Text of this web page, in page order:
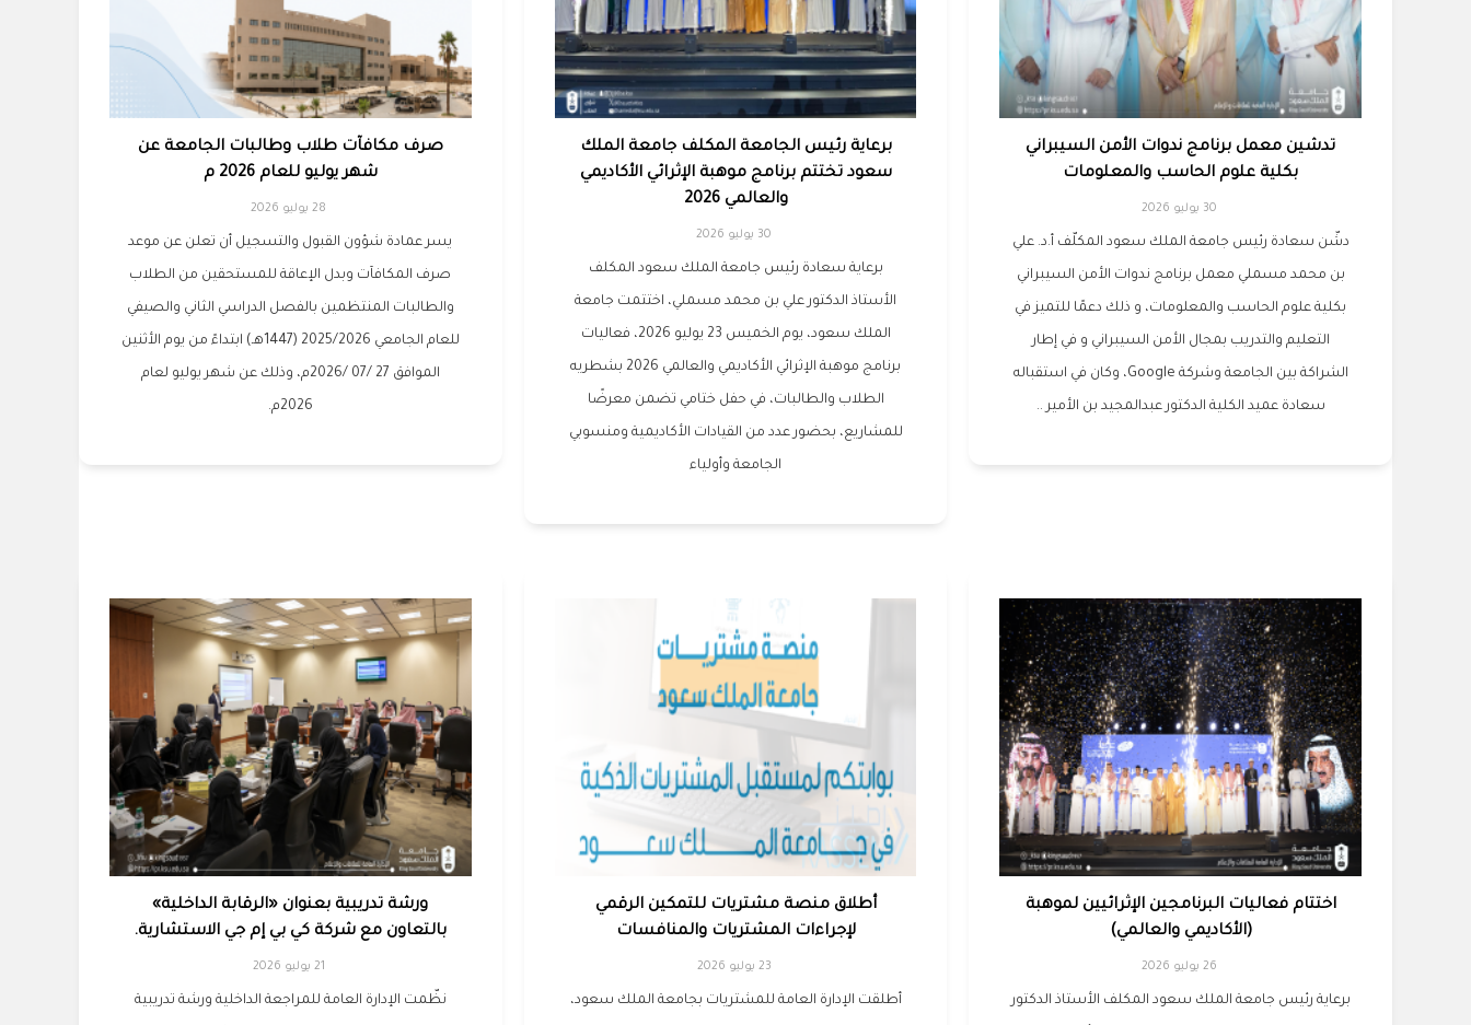
تدشين معمل برنامج ندوات الأمن السيبراني
بكلية علوم الحاسب والمعلومات
30 يوليو 2026
دشّن سعادة رئيس جامعة الملك سعود المكلّف أ.د. علي
بن محمد مسملي معمل برنامج ندوات الأمن السيبراني
بكلية علوم الحاسب والمعلومات، و ذلك دعمًا للتميز في
التعليم والتدريب بمجال الأمن السيبراني و في إطار
الشراكة بين الجامعة وشركة Google، وكان في استقباله
سعادة عميد الكلية الدكتور عبدالمجيد بن الأمير ..
برعاية رئيس الجامعة المكلف جامعة الملك
سعود تختتم برنامج موهبة الإثرائي الأكاديمي
والعالمي 2026
30 يوليو 2026
برعاية سعادة رئيس جامعة الملك سعود المكلف
الأستاذ الدكتور علي بن محمد مسملي، اختتمت جامعة
الملك سعود، يوم الخميس 23 يوليو 2026، فعاليات
برنامج موهبة الإثرائي الأكاديمي والعالمي 2026 بشطريه
الطلاب والطالبات، في حفل ختامي تضمن معرضًا
للمشاريع، بحضور عدد من القيادات الأكاديمية ومنسوبي
الجامعة وأولياء
صرف مكافآت طلاب وطالبات الجامعة عن
شهر يوليو للعام 2026 م
28 يوليو 2026
يسر عمادة شؤون القبول والتسجيل أن تعلن عن موعد
صرف المكافآت وبدل الإعاقة للمستحقين من الطلاب
والطالبات المنتظمين بالفصل الدراسي الثاني والصيفي
للعام الجامعي 2025/2026 (1447هـ) ابتداءً من يوم الأثنين
الموافق 27 /07 /2026م، وذلك عن شهر يوليو لعام
2026م.
اختتام فعاليات البرنامجين الإثرائيين لموهبة
(الأكاديمي والعالمي)
26 يوليو 2026
برعاية رئيس جامعة الملك سعود المكلف الأستاذ الدكتور
أطلاق منصة مشتريات للتمكين الرقمي
لإجراءات المشتريات والمنافسات
23 يوليو 2026
أطلقت الإدارة العامة للمشتريات بجامعة الملك سعود،
ورشة تدريبية بعنوان «الرقابة الداخلية»
بالتعاون مع شركة كي بي إم جي الاستشارية.
21 يوليو 2026
نظّمت الإدارة العامة للمراجعة الداخلية ورشة تدريبية